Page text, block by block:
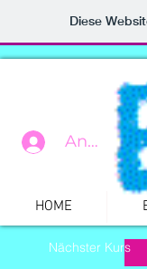
Diese
HOME
Nächster Kurs